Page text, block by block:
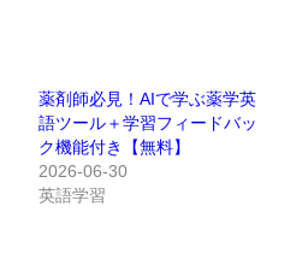
薬剤師必見！AIで学ぶ薬学英
語ツール＋学習フィードバッ
ク機能付き【無料】
2026-06-30
英語学習